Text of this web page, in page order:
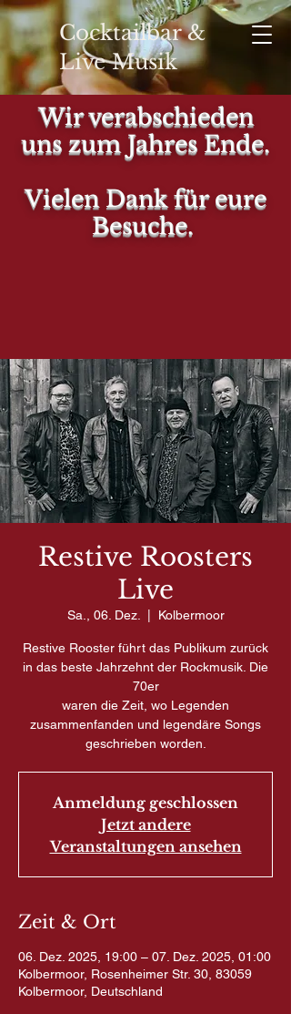
Cocktailbar &
Live Musik
Wir verabschieden
uns zum Jahres Ende.
Vielen Dank für eure
Besuche.
Restive Roosters
Live
Sa., 06. Dez. Kolbermoor
Restive Rooster führt das Publikum zurück
in das beste Jahrzehnt der Rockmusik. Die
70er
waren die Zeit, wo Legenden
zusammenfanden und legendäre Songs
Anmeldung geschlossen
Jetzt andere
Veranstaltungen ansehen
Zeit & Ort
06. Dez. 2025, 19:00 – 07. Dez. 2025, 01:00
Kolbermoor, Rosenheimer Str. 30, 83059
Kolbermoor, Deutschland